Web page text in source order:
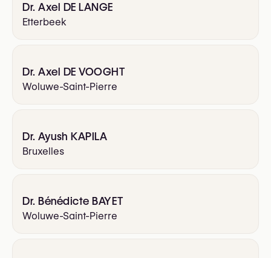
Dr. Axel DE LANGE
Etterbeek
Dr. Axel DE VOOGHT
Woluwe-Saint-Pierre
Dr. Ayush KAPILA
Bruxelles
Dr. Bénédicte BAYET
Woluwe-Saint-Pierre